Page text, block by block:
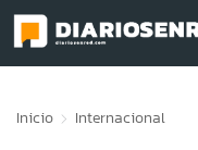
Inicio Internacional